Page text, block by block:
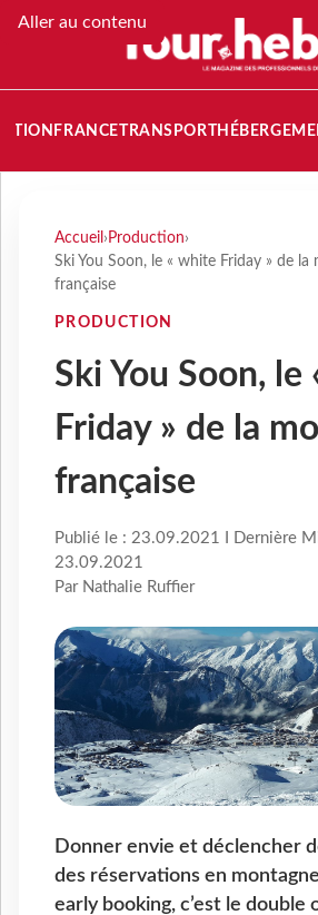
Aller au contenu
FRANCETRANSPORT
Accueil › Production›
Ski You Soon, le « white Friday » de la
française
PRODUCTION
Ski You Soon, le
Friday » de la
française
Publié le : 23.09.2021 I Dernière
23.09.2021
Par Nathalie Ruffier
Donner envie et déclencher
des réservations en
early booking, c’est le double